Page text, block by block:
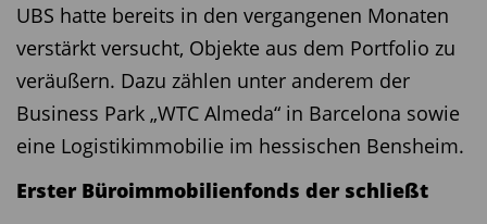
UBS hatte bereits in den vergangenen Monaten
verstärkt versucht, Objekte aus dem Portfolio zu
veräußern. Dazu zählen unter anderem der
Business Park „WTC Almeda“ in Barcelona sowie
eine Logistikimmobilie im hessischen Bensheim.
Erster Büroimmobilienfonds der schließt